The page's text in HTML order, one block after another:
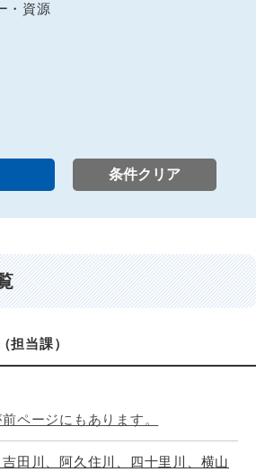
・資源
担当課
ページにもあります。
田川、阿久住川、四十里川、横山